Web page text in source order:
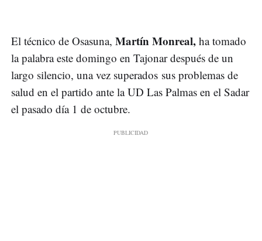
El técnico de Osasuna, Martín Monreal, ha tomado
la palabra este domingo en Tajonar después de un
largo silencio, una vez superados sus problemas de
salud en el partido ante la UD Las Palmas en el Sadar
el pasado día 1 de octubre.